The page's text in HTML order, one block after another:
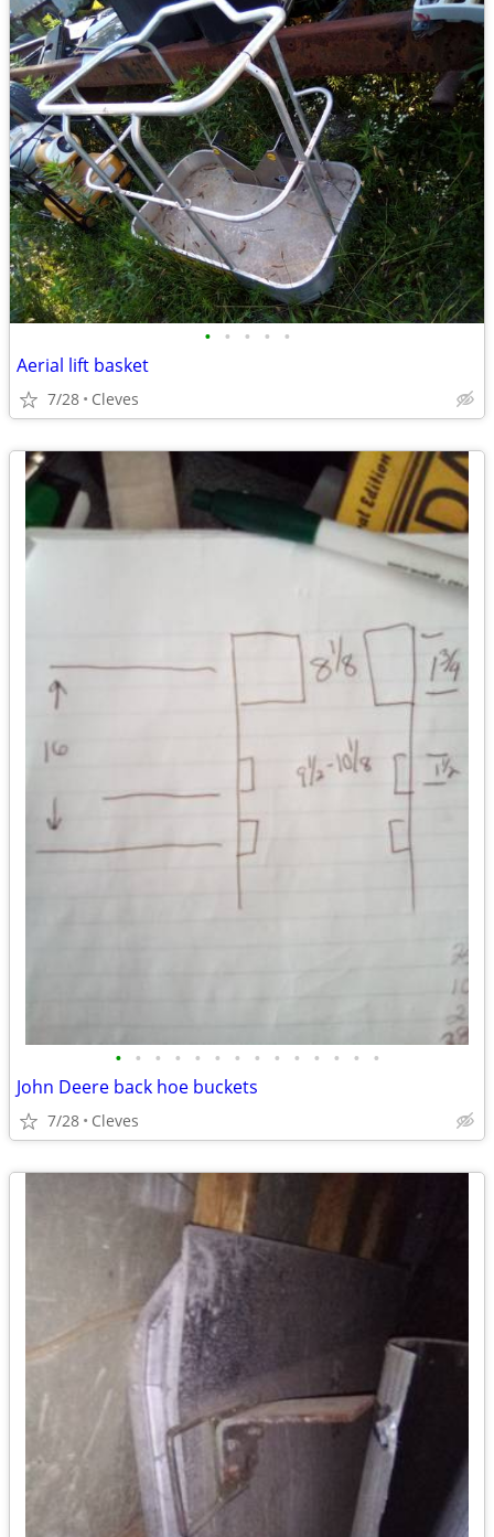
• • • • •
Aerial lift basket
7/28 Cleves
• • • • • • • • • • • • • •
John Deere back hoe buckets
7/28 Cleves